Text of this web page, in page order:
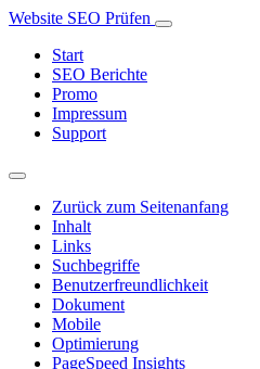
Website SEO Prüfen
Start
SEO Berichte
Promo
Impressum
Support
Zurück zum Seitenanfang
Inhalt
Links
Suchbegriffe
Benutzerfreundlichkeit
Dokument
Mobile
Optimierung
PageSpeed Insights